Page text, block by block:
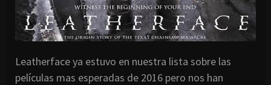
Leatherface ya estuvo en nuestra lista sobre las
películas mas esperadas de 2016 pero nos han